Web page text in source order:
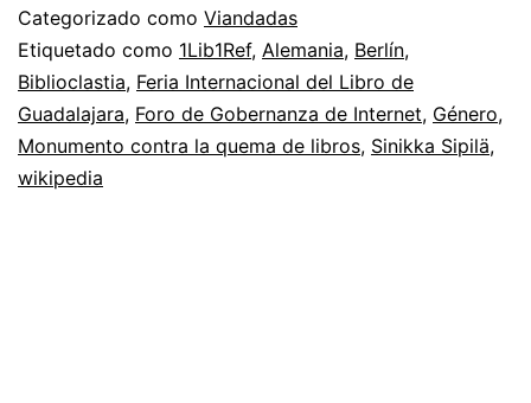
Categorizado como Viandadas
Etiquetado como 1Lib1Ref, Alemania, Berlín,
Biblioclastia, Feria Internacional del Libro de
Guadalajara, Foro de Gobernanza de Internet, Género,
Monumento contra la quema de libros, Sinikka Sipilä,
wikipedia